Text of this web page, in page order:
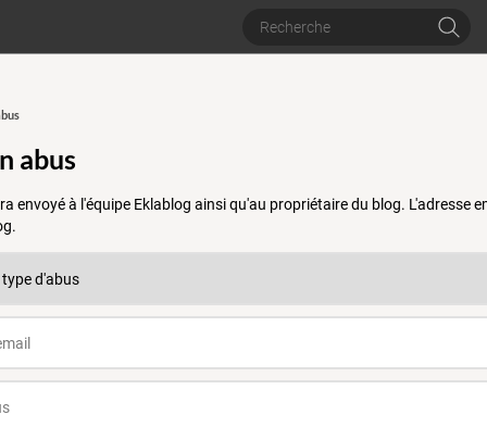
abus
envoyé à l'équipe Eklablog ainsi qu'au propriétaire du blog. L'adresse